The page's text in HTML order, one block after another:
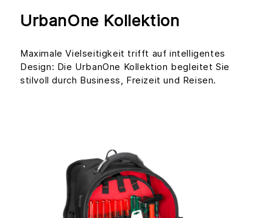
UrbanOne Kollektion
Maximale Vielseitigkeit trifft auf intelligentes
Design: Die UrbanOne Kollektion begleitet Sie
stilvoll durch Business, Freizeit und Reisen.